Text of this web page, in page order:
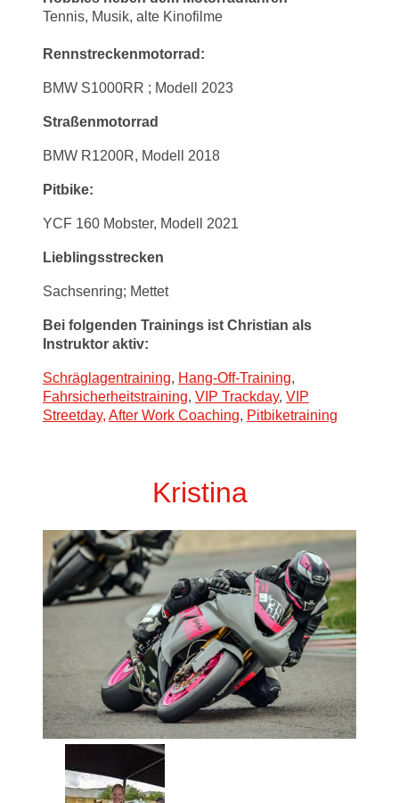
Tennis, Musik, alte Kinofilme
Rennstreckenmotorrad:
BMW S1000RR ; Modell 2023
Straßenmotorrad
BMW R1200R, Modell 2018
Pitbike:
YCF 160 Mobster, Modell 2021
Lieblingsstrecken
Sachsenring; Mettet
Bei folgenden Trainings ist Christian als
Instruktor aktiv:
Schräglagentraining, Hang-Off-Training,
Fahrsicherheitstraining, VIP Trackday, VIP
Streetday, After Work Coaching, Pitbiketraining
Kristina